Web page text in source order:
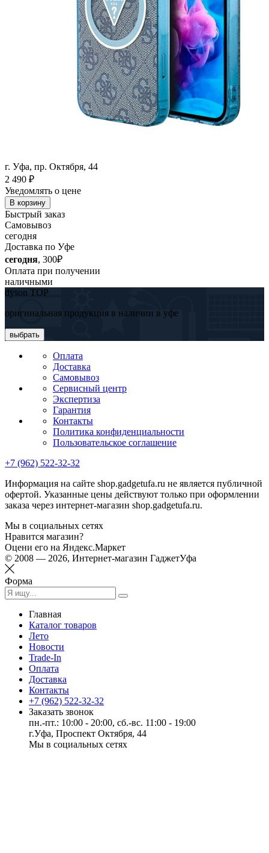
г. Уфа, пр. Октября, 44
2 490 ₽
Уведомлять о цене
В корзину
Быстрый заказ
Самовывоз
сегодня
Доставка по Уфе
сегодня, 300₽
Оплата при получении
наличными
dyson TOP
оригинальная продукция в наличии в уфе
выбрать
Оплата
Доставка
Самовывоз
Сервисный центр
Экспертиза
Гарантия
Контакты
Политика конфиденциальности
Пользовательское соглашение
+7 (962) 522-32-32
Информация на сайте shop.gadgetufa.ru не является публичной
офертой. Указанные цены действуют только при оформлении
заказа через интернет-магазин shop.gadgetufa.ru.
Мы в социальных сетях
Нравится магазин?
Оцени его на Яндекс.Маркет
© 2008 — 2026, Интернет-магазин ГаджетУфа
Форма
Главная
Каталог товаров
Лето
Новости
Trade-In
Оплата
Доставка
Контакты
+7 (962) 522-32-32
Заказать звонок
пн.-пт.: 10:00 - 20:00, сб.-вс. 11:00 - 19:00
г.Уфа, Проспект Октября, 44
Мы в социальных сетях